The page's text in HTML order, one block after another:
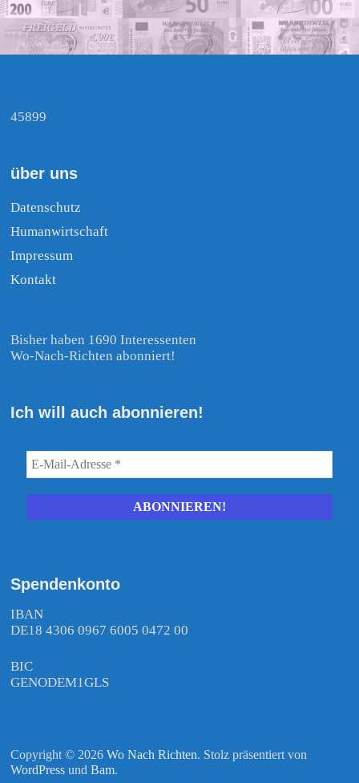
45899
über uns
Datenschutz
Humanwirtschaft
Impressum
Kontakt
Bisher haben 1690 Interessenten
Wo-Nach-Richten abonniert!
Ich will auch abonnieren!
Spendenkonto
IBAN
DE18 4306 0967 6005 0472 00
BIC
GENODEM1GLS
Copyright © 2026Wo Nach Richten. Stolz präsentiert von
WordPress undBam.